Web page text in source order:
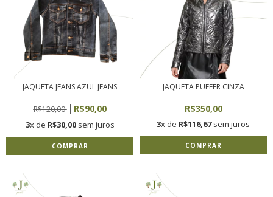
JAQUETA JEANS AZUL JEANS
R$120,00 R$90,00
3x de R$30,00sem juros
COMPRAR
JAQUETA PUFFER CINZA
R$350,00
3x de R$116,67sem juros
COMPRAR